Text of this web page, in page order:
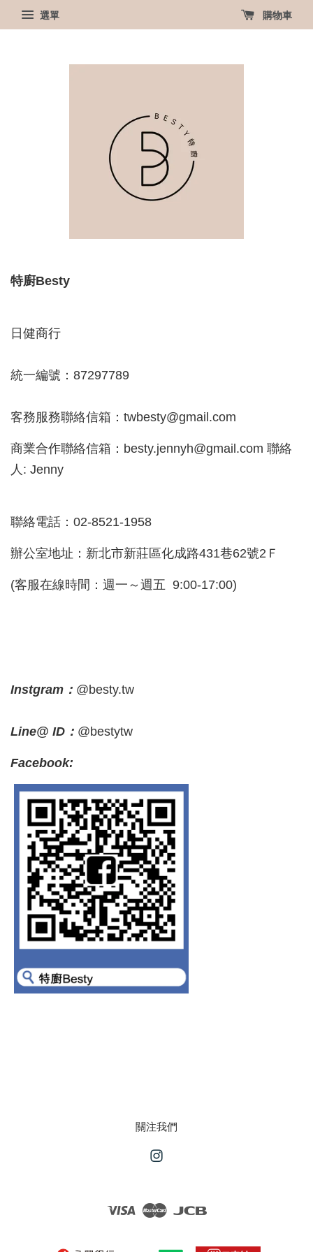
選單 購物車
特廚Besty
日健商行
統一編號：87297789
客務服務聯絡信箱：twbesty@gmail.com
商業合作聯絡信箱：besty.jennyh@gmail.com 聯絡
人: Jenny
聯絡電話：02-8521-1958
辦公室地址：新北市新莊區化成路431巷62號2Ｆ
(客服在線時間：週一～週五 9:00-17:00)
Instgram： @besty.tw
Line@ ID： @bestytw
Facebook:
關注我們
Visa Master